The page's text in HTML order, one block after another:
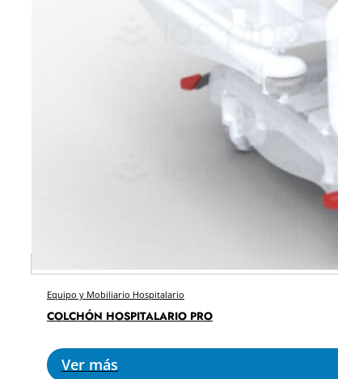
Equipo y Mobiliario Hospitalario
COLCHÓN HOSPITALARIO PRO
Ver más